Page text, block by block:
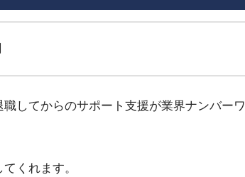
してからのサポート支援が業界ナンバーワ
くれます。